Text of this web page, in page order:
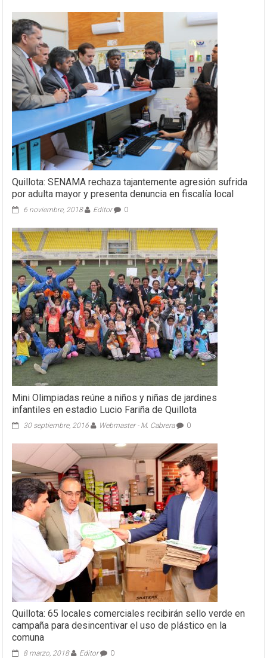
Quillota: SENAMA rechaza tajantemente agresión sufrida
por adulta mayor y presenta denuncia en fiscalía local
6 noviembre, 2018 Editor 0
Mini Olimpiadas reúne a niños y niñas de jardines
infantiles en estadio Lucio Fariña de Quillota
30 septiembre, 2016 Webmaster - M. Cabrera 0
Quillota: 65 locales comerciales recibirán sello verde en
campaña para desincentivar el uso de plástico en la
comuna
8 marzo, 2018 Editor 0